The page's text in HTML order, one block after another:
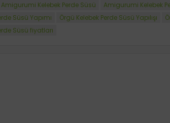
Amigurumi Kelebek Perde Süsü Amigurumi Kelebek
Süsü Yapımı Örgü Kelebek Perde Süsü Yapılışı
Süsü fiyatları